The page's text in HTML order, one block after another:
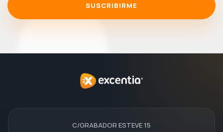
SUSCRIBIRME
C/GRABADOR ESTEVE 15